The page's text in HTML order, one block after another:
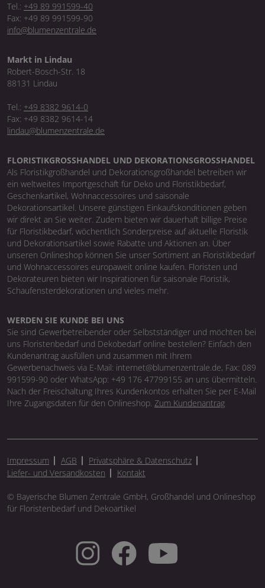
Tel.: +49 89 991599-40
Fax: +49 89 991599-90
info@blumenzentrale.de
Markt in Lindau
Robert-Bosch-Str. 18
88131 Lindau
Tel.: +49 8382 9614-0
Fax: +49 8382 9614-14
lindau@blumenzentrale.de
FLORISTIKGROSSHANDEL UND DEKORATIONSGROSSHANDEL
Als Floristikgroßhandel und Dekorationsgroßhandel betreiben wir
ein weltweites Importgeschäft für Deko und Floristikbedarf,
Geschenkartikel, Wohnaccessoires und saisonale
Dekorationsartikel. Unsere günstigen Einkaufskonditionen geben
wir direkt an Sie weiter. Zudem bieten wir dauerhaft billige Preise
für Floristikbedarf, wöchentlich Sonderpreise auf aktuelle Floristik
und Dekorationsartikel sowie Rabatte und Aktionen an. Über
unseren Onlineshop können Sie unser Sortiment an Floristikbedarf
und Wohnaccessoires europaweit online kaufen. Floristen und
Dekorateuren bieten wir Inspirationen für saisonale Floristik,
Schaufensterdekorationen und vieles mehr.
WERDEN SIE KUNDE BEI UNS
Sie sind Gewerbetreibender oder Selbstständiger und möchten bei
uns Floristenbedarf und Dekobedarf online bestellen? Einfach den
Kundenantrag ausfüllen und zusammen mit Ihrem
Gewerbenachweis via E-Mail: internet@blumenzentrale.de, Fax: 089
991599-90 oder WhatsApp: +49 176 47799155 an uns übermitteln.
Nach der Freischaltung Ihres Kundenkontos erhalten Sie per E-Mail
Ihre Zugangsdaten für den Onlineshop. Zum Kundenantrag
Impressum AGB
Privatsphäre & Datenschutz
Liefer- und Versandkosten
Kontakt
© Bayerische Blumen Zentrale GmbH, Großhandel und Onlineshop
für Floristenbedarf und Dekoartikel